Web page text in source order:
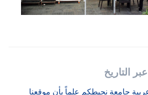
التاريخ
عربية جامعة نحيطكم علماً بأن موقعنا